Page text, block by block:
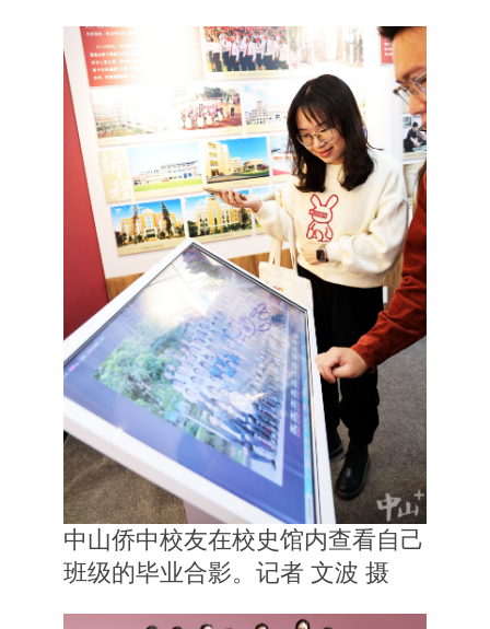
中山侨中校友在校史馆内查看自己
班级的毕业合影。记者 文波 摄